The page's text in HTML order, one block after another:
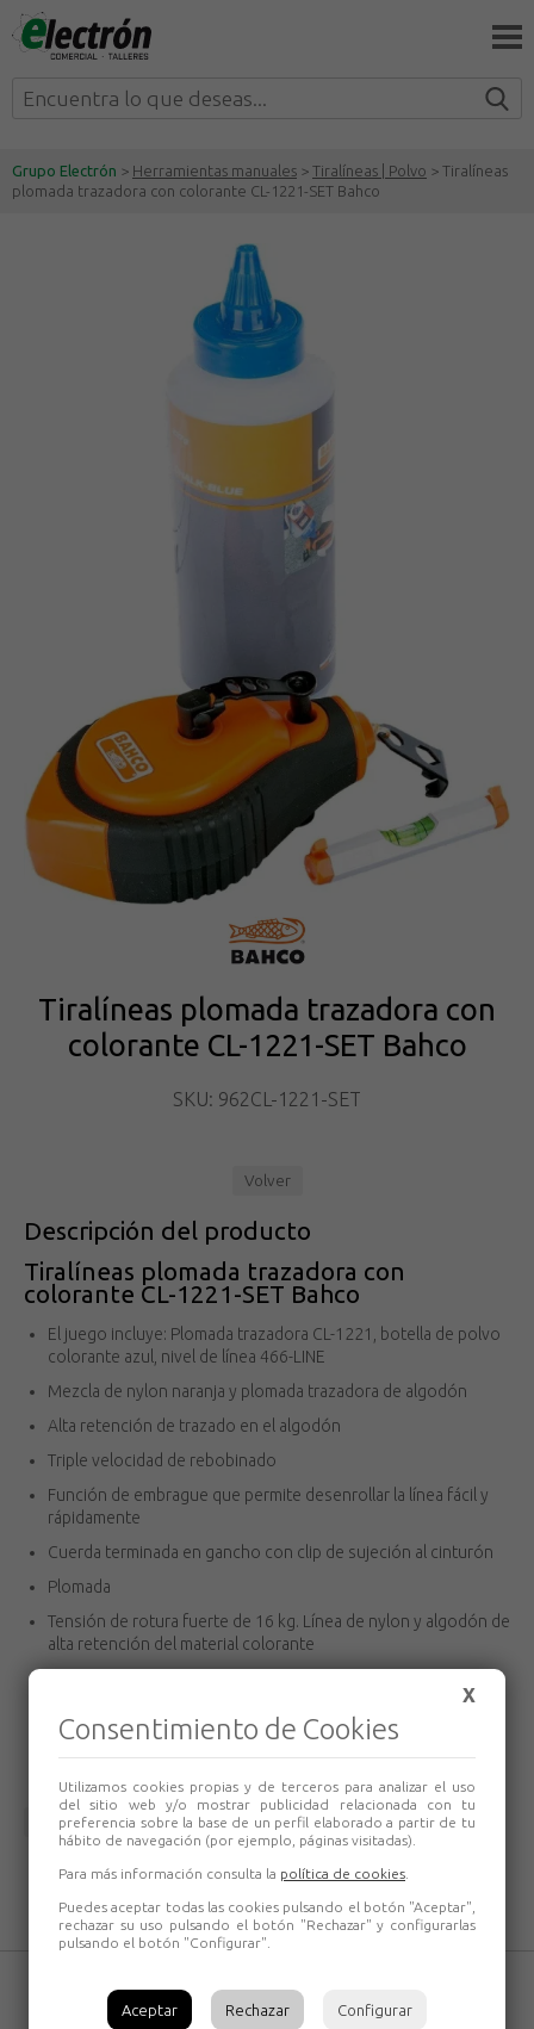
Grupo Electrón > Herramientas manuales > Tiralíneas | Polvo > Tiralíneas
plomada trazadora con colorante CL-1221-SET Bahco
Tiralíneas plomada trazadora con
colorante CL-1221-SET Bahco
SKU: 962CL-1221-SET
Volver
Descripción del producto
Tiralíneas plomada trazadora con
colorante CL-1221-SET Bahco
El juego incluye: Plomada trazadora CL-1221, botella de polvo
colorante azul, nivel de línea 466-LINE
Mezcla de nylon naranja y plomada trazadora de algodón
Alta retención de trazado en el algodón
Triple velocidad de rebobinado
Función de embrague que permite desenrollar la línea fácil y
rápidamente
Cuerda terminada en gancho con clip de sujeción al cinturón
Plomada
Tensión de rotura fuerte de 16 kg. Línea de nylon y algodón de
alta retención del material colorante
Puede cargar 50 g de polvo colorante, para un uso
prolongado antes de volver a rellenar
Volver
X
Consentimiento de Cookies
Utilizamos cookies propias y de terceros para analizar el uso
del sitio web y/o mostrar publicidad relacionada con tu
preferencia sobre la base de un perfil elaborado a partir de tu
hábito de navegación (por ejemplo, páginas visitadas).
Para más información consulta la política de cookies
Puedes aceptar todas las cookies pulsando el botón "Aceptar",
rechazar su uso pulsando el botón "Rechazar" y configurarlas
pulsando el botón "Configurar".
Aceptar Rechazar Configurar